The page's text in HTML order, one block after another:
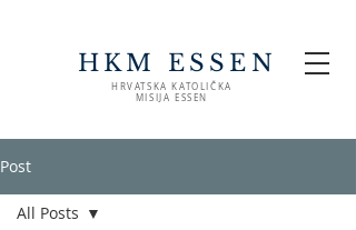
HKM ESSEN
HRVATSKA KATOLIČKA
MISIJA ESSEN
Post
All Posts